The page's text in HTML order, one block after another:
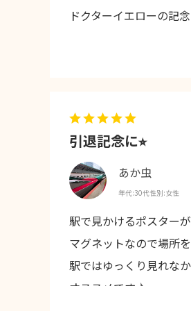
ドクターイエローの記
引退記念に⭐︎
あか虫
年代:30代性別:女性
駅で見かけるポスター
マグネットなので場所
駅ではゆっくり見れな
オススメです♪